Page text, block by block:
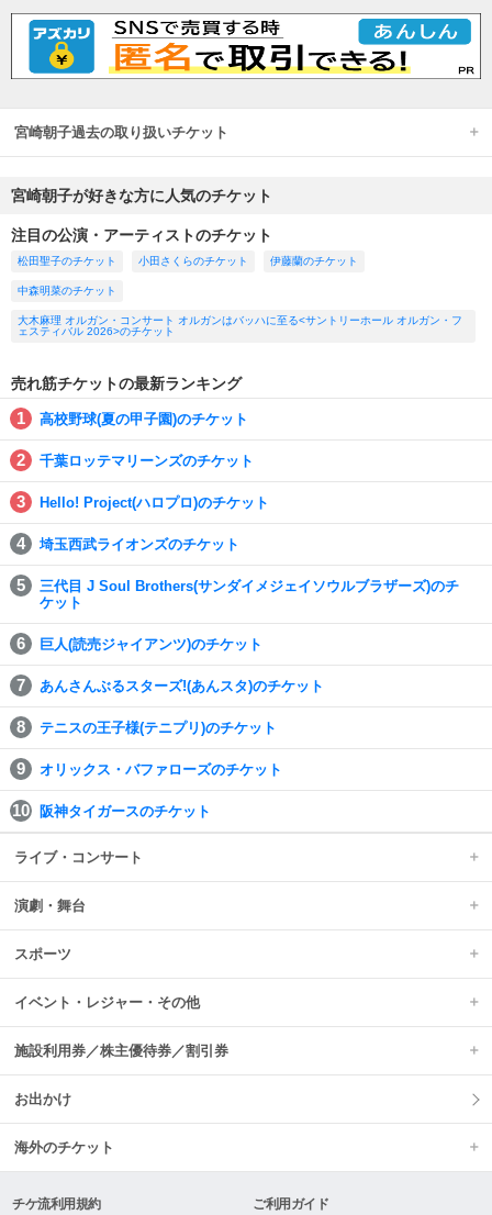
宮崎朝子過去の取り扱いチケット
宮崎朝子が好きな方に人気のチケット
注目の公演・アーティストのチケット
松田聖子のチケット 小田さくらのチケット 伊藤蘭のチケット
中森明菜のチケット
大木麻理 オルガン・コンサート オルガンはバッハに至る<サントリーホール オルガン・フ
ェスティバル 2026>のチケット
売れ筋チケットの最新ランキング
高校野球(夏の甲子園)のチケット
千葉ロッテマリーンズのチケット
Hello! Project(ハロプロ)のチケット
埼玉西武ライオンズのチケット
三代目 J Soul Brothers(サンダイメジェイソウルブラザーズ)のチ
ケット
巨人(読売ジャイアンツ)のチケット
あんさんぶるスターズ!(あんスタ)のチケット
テニスの王子様(テニプリ)のチケット
オリックス・バファローズのチケット
阪神タイガースのチケット
ライブ・コンサート
演劇・舞台
スポーツ
イベント・レジャー・その他
施設利用券／株主優待券／割引券
お出かけ
海外のチケット
チケ流利用規約 ご利用ガイド